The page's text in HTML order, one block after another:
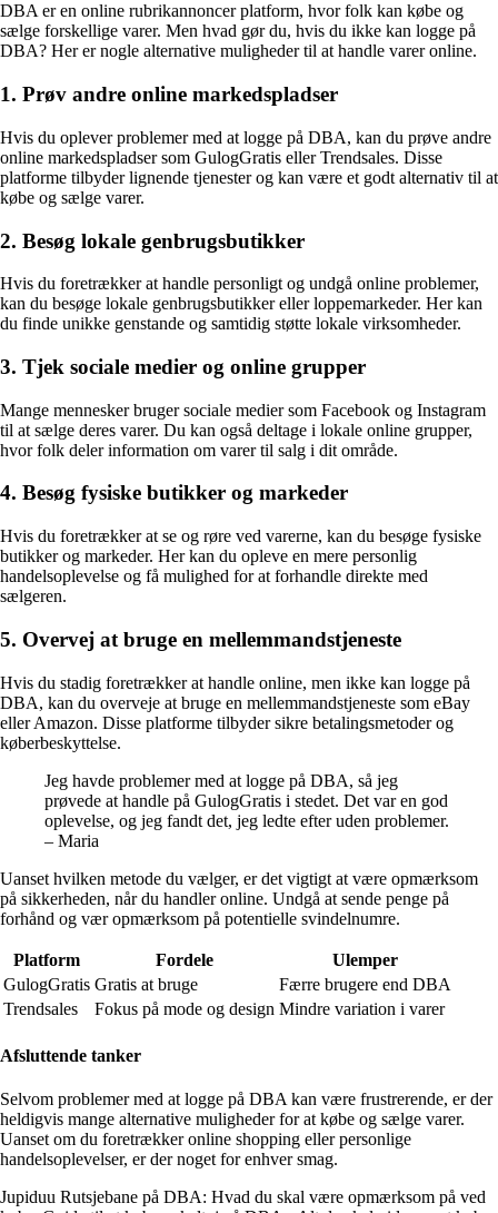
DBA er en online rubrikannoncer platform, hvor folk kan købe og
sælge forskellige varer. Men hvad gør du, hvis du ikke kan logge på
DBA? Her er nogle alternative muligheder til at handle varer online.
1. Prøv andre online markedspladser
Hvis du oplever problemer med at logge på DBA, kan du prøve andre
online markedspladser som GulogGratis eller Trendsales. Disse
platforme tilbyder lignende tjenester og kan være et godt alternativ til at
købe og sælge varer.
2. Besøg lokale genbrugsbutikker
Hvis du foretrækker at handle personligt og undgå online problemer,
kan du besøge lokale genbrugsbutikker eller loppemarkeder. Her kan
du finde unikke genstande og samtidig støtte lokale virksomheder.
3. Tjek sociale medier og online grupper
Mange mennesker bruger sociale medier som Facebook og Instagram
til at sælge deres varer. Du kan også deltage i lokale online grupper,
hvor folk deler information om varer til salg i dit område.
4. Besøg fysiske butikker og markeder
Hvis du foretrækker at se og røre ved varerne, kan du besøge fysiske
butikker og markeder. Her kan du opleve en mere personlig
handelsoplevelse og få mulighed for at forhandle direkte med
sælgeren.
5. Overvej at bruge en mellemmandstjeneste
Hvis du stadig foretrækker at handle online, men ikke kan logge på
DBA, kan du overveje at bruge en mellemmandstjeneste som eBay
eller Amazon. Disse platforme tilbyder sikre betalingsmetoder og
køberbeskyttelse.
Jeg havde problemer med at logge på DBA, så jeg
prøvede at handle på GulogGratis i stedet. Det var en god
oplevelse, og jeg fandt det, jeg ledte efter uden problemer.
– Maria
Uanset hvilken metode du vælger, er det vigtigt at være opmærksom
på sikkerheden, når du handler online. Undgå at sende penge på
forhånd og vær opmærksom på potentielle svindelnumre.
Platform Fordele
Ulemper
GulogGratis Gratis at bruge
Færre brugere end DBA
Trendsales
Fokus på mode og design Mindre variation i varer
Afsluttende tanker
Selvom problemer med at logge på DBA kan være frustrerende, er der
heldigvis mange alternative muligheder for at købe og sælge varer.
Uanset om du foretrækker online shopping eller personlige
handelsoplevelser, er der noget for enhver smag.
Jupiduu Rutsjebane på DBA: Hvad du skal være opmærksom på ved